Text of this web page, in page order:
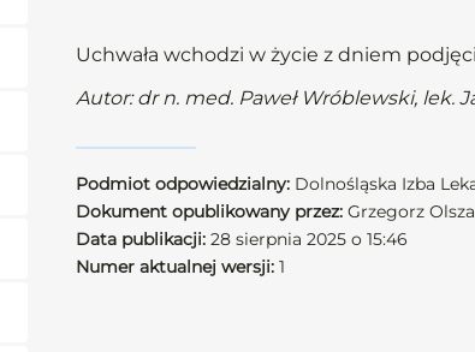
Uchwała wchodzi w życie z dniem
Autor: dr n. med. Paweł Wróblewski, lek.
Podmiot odpowiedzialny: Dolnośląska Izba
Dokument opublikowany przez: Grzegorz
Data publikacji: 28 sierpnia 2025 o 15:46
Numer aktualnej wersji: 1